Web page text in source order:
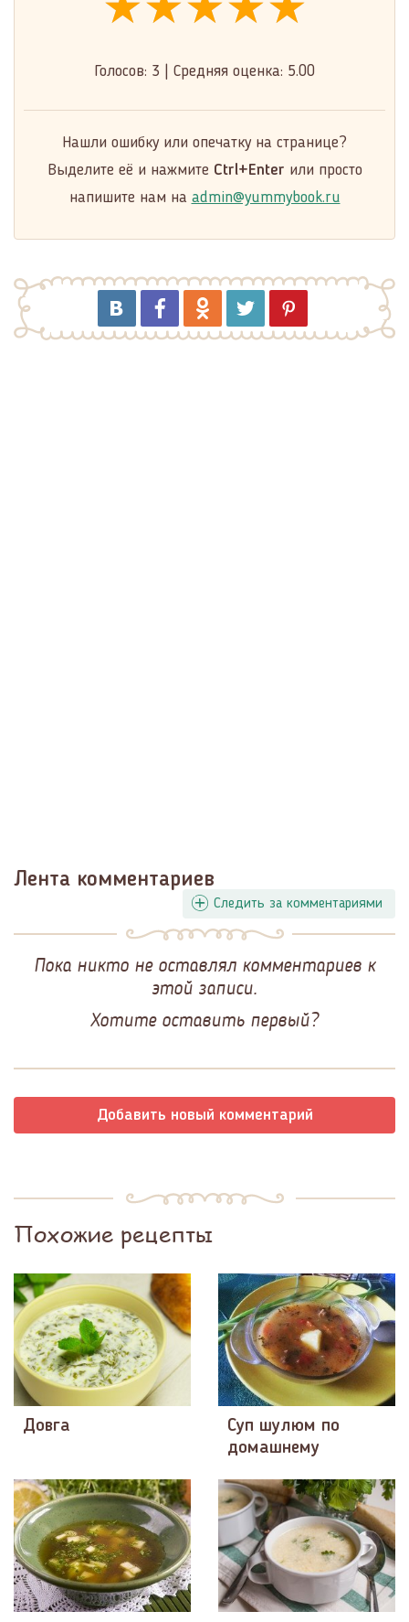
★★★★★
★★★★★
★★★★★
Голосов: 3 Средняя оценка: 5.00
Нашли ошибку или опечатку на странице?
Выделите её и нажмите Ctrl+Enter или просто
напишите нам на admin@yummybook.ru
Лента комментариев
Следить за комментариями
Пока никто не оставлял комментариев к
этой записи.
Хотите оставить первый?
Добавить новый комментарий
Похожие рецепты
Довга
Суп шулюм по
домашнему